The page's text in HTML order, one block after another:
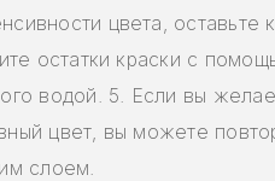
цвета, оставьте
остатки краски с
водой. 5. Если вы
цвет, вы можете
слоем.